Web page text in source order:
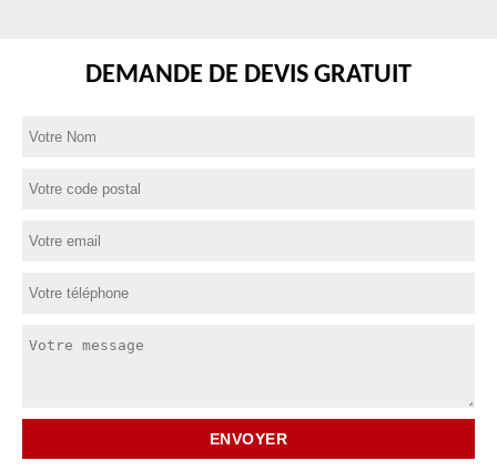
DEMANDE DE DEVIS GRATUIT